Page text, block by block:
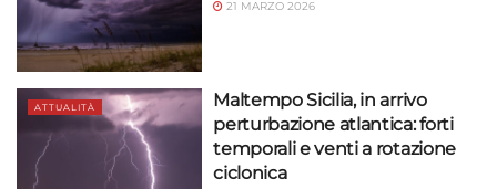
21 MARZO 2026
ATTUALITÀ
Maltempo Sicilia, in arrivo
perturbazione atlantica: forti
temporali e venti a rotazione
ciclonica